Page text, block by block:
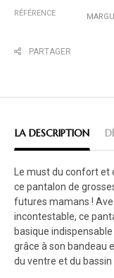
RÉFÉRENCE
PARTAGER
LA DESCRIPTION
Le must du confort et
ce pantalon de
futures mamans !
incontestable, ce
basique
grâce à son bandeau
du ventre et du